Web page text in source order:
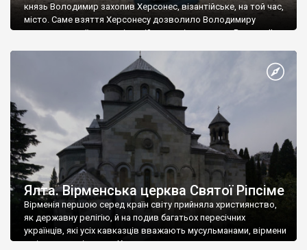
князь Володимир захопив Херсонес, візантійське, на той час,
місто. Саме взяття Херсонесу дозволило Володимиру
диктувати свої умови візантійському імператору Василю ІІ, та
Херсонесі Володимир-язичник, став Василем-християнином.
А потім було Хрещення Русі. На честь Херсонесу Таврійського
Ялта. Вірменська церква Святої Ріпсіме
Вірменія першою серед країн світу прийняла християнство,
як державну релігію, й на подив багатьох пересічних
українців, які усіх кавказців вважають мусульманами, вірмени
є відданими вірянами Христа